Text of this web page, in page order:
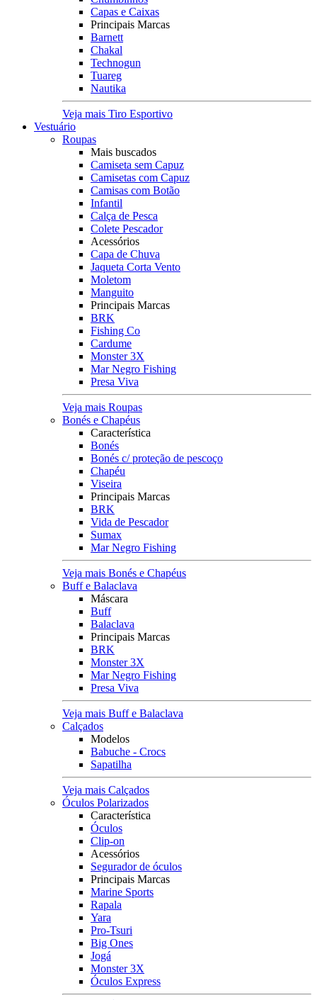
Capas e Caixas
Principais Marcas
Barnett
Chakal
Technogun
Tuareg
Nautika
Veja mais Tiro Esportivo
Vestuário
Roupas
Mais buscados
Camiseta sem Capuz
Camisetas com Capuz
Camisas com Botão
Infantil
Calça de Pesca
Colete Pescador
Acessórios
Capa de Chuva
Jaqueta Corta Vento
Moletom
Manguito
Principais Marcas
BRK
Fishing Co
Cardume
Monster 3X
Mar Negro Fishing
Presa Viva
Veja mais Roupas
Bonés e Chapéus
Característica
Bonés
Bonés c/ proteção de pescoço
Chapéu
Viseira
Principais Marcas
BRK
Vida de Pescador
Sumax
Mar Negro Fishing
Veja mais Bonés e Chapéus
Buff e Balaclava
Máscara
Buff
Balaclava
Principais Marcas
BRK
Monster 3X
Mar Negro Fishing
Presa Viva
Veja mais Buff e Balaclava
Calçados
Modelos
Babuche - Crocs
Sapatilha
Veja mais Calçados
Óculos Polarizados
Característica
Óculos
Clip-on
Acessórios
Segurador de óculos
Principais Marcas
Marine Sports
Rapala
Yara
Pro-Tsuri
Big Ones
Jogá
Monster 3X
Óculos Express